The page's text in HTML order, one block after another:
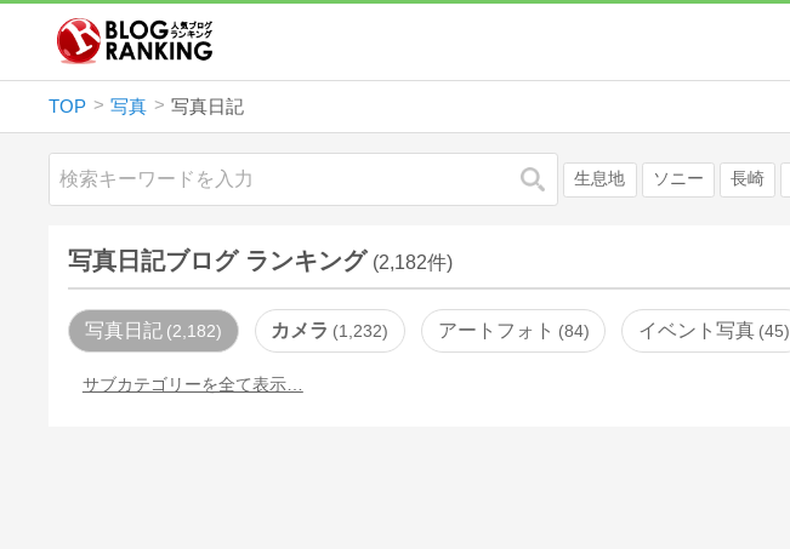
TOP 写真 写真日記
検索 生息地 ソニー 長崎
写真日記ブログ ランキング (2,182件)
写真日記 2,182 カメラ 1,232 アートフォト 84 イベント写真 45
サブカテゴリーを全て表示…